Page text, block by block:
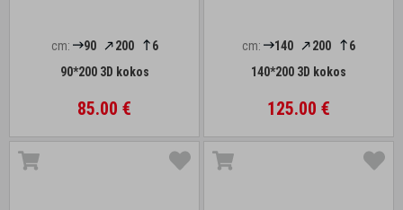
cm: 90 200
6
90*200 3D kokos
85.00 €
cm: 140 200
6
140*200 3D kokos
125.00 €